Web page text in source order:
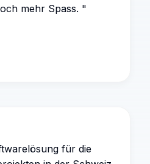
mehr Spass. "
für die